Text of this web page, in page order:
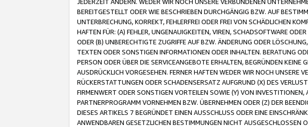
BEREITGESTELLT ODER WIE BESCHRIEBEN DURCHGÄNGIG BZW. AUF
UNTERBRECHUNG, KORREKT, FEHLERFREI ODER FREI VON SCHÄDLICHEN
HAFTEN FÜR: (A) FEHLER, UNGENAUIGKEITEN, VIREN, SCHADSOFTWARE
ODER (B) UNBERECHTIGTE ZUGRIFFE AUF BZW. ÄNDERUNG ODER
TEXTEN ODER SONSTIGEN INFORMATIONEN ODER INHALTEN. BERATUNG
PERSON ODER ÜBER DIE SERVICEANGEBOTE ERHALTEN, BEGRÜNDEN
AUSDRÜCKLICH VORGESEHEN. FERNER HAFTEN WEDER WIR NOCH UNSERE
RÜCKERSTATTUNGEN ODER SCHADENSERSATZ AUFGRUND (X) DES
FIRMENWERT ODER SONSTIGEN VORTEILEN SOWIE (Y) VON
PARTNERPROGRAMM VORNEHMEN BZW. ÜBERNEHMEN ODER (Z) DER
DIESES ARTIKELS 7 BEGRÜNDET EINEN AUSSCHLUSS ODER EINE
ANWENDBAREN GESETZLICHEN BESTIMMUNGEN NICHT AUSGESCHLOSSEN